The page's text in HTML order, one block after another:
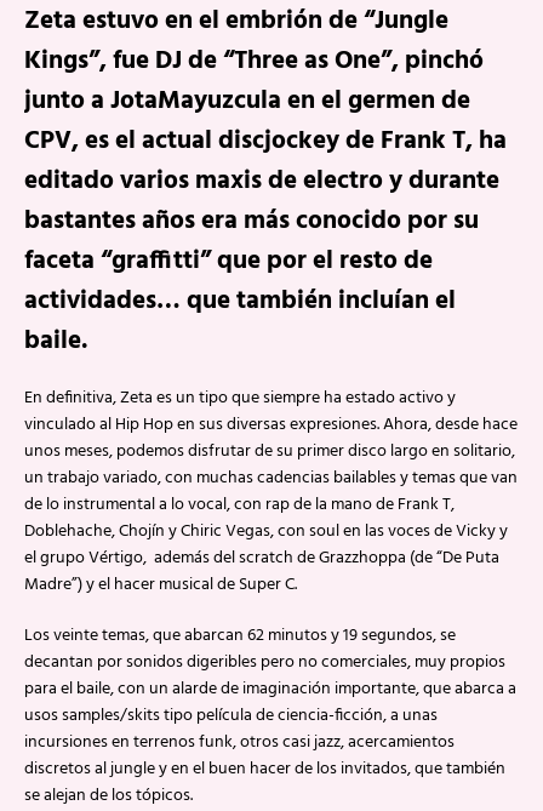
Zeta estuvo en el embrión de “Jungle
Kings”, fue DJ de “Three as One”, pinchó
junto a JotaMayuzcula en el germen de
CPV, es el actual discjockey de Frank T, ha
editado varios maxis de electro y durante
bastantes años era más conocido por su
faceta “graffitti” que por el resto de
actividades… que también incluían el
baile.
En definitiva, Zeta es un tipo que siempre ha estado activo y
vinculado al Hip Hop en sus diversas expresiones. Ahora, desde hace
unos meses, podemos disfrutar de su primer disco largo en solitario,
un trabajo variado, con muchas cadencias bailables y temas que van
de lo instrumental a lo vocal, con rap de la mano de Frank T,
Doblehache, Chojín y Chiric Vegas, con soul en las voces de Vicky y
el grupo Vértigo, además del scratch de Grazzhoppa (de “De Puta
Madre”) y el hacer musical de Super C.
Los veinte temas, que abarcan 62 minutos y 19 segundos, se
decantan por sonidos digeribles pero no comerciales, muy propios
para el baile, con un alarde de imaginación importante, que abarca a
usos samples/skits tipo película de ciencia-ficción, a unas
incursiones en terrenos funk, otros casi jazz, acercamientos
discretos al jungle y en el buen hacer de los invitados, que también
se alejan de los tópicos.